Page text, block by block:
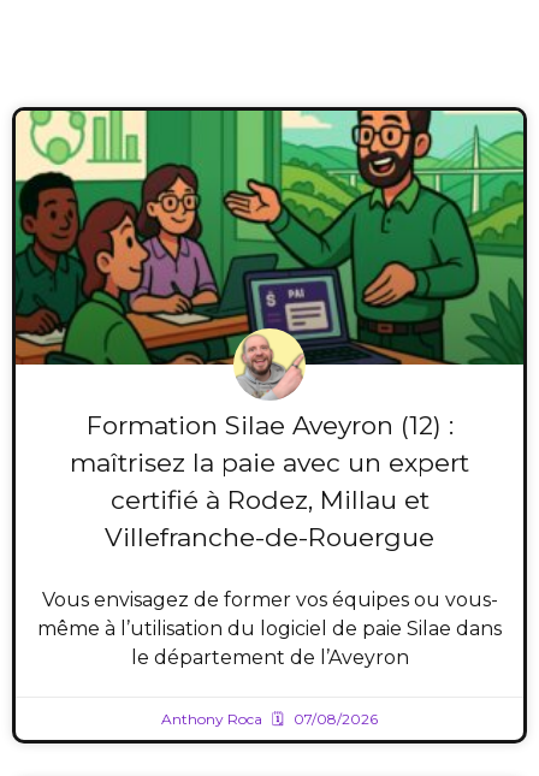
Formation Silae Aveyron (12) :
maîtrisez la paie avec un expert
certifié à Rodez, Millau et
Villefranche-de-Rouergue
Vous envisagez de former vos équipes ou vous-
même à l’utilisation du logiciel de paie Silae dans
le département de l’Aveyron
Anthony Roca 07/08/2026